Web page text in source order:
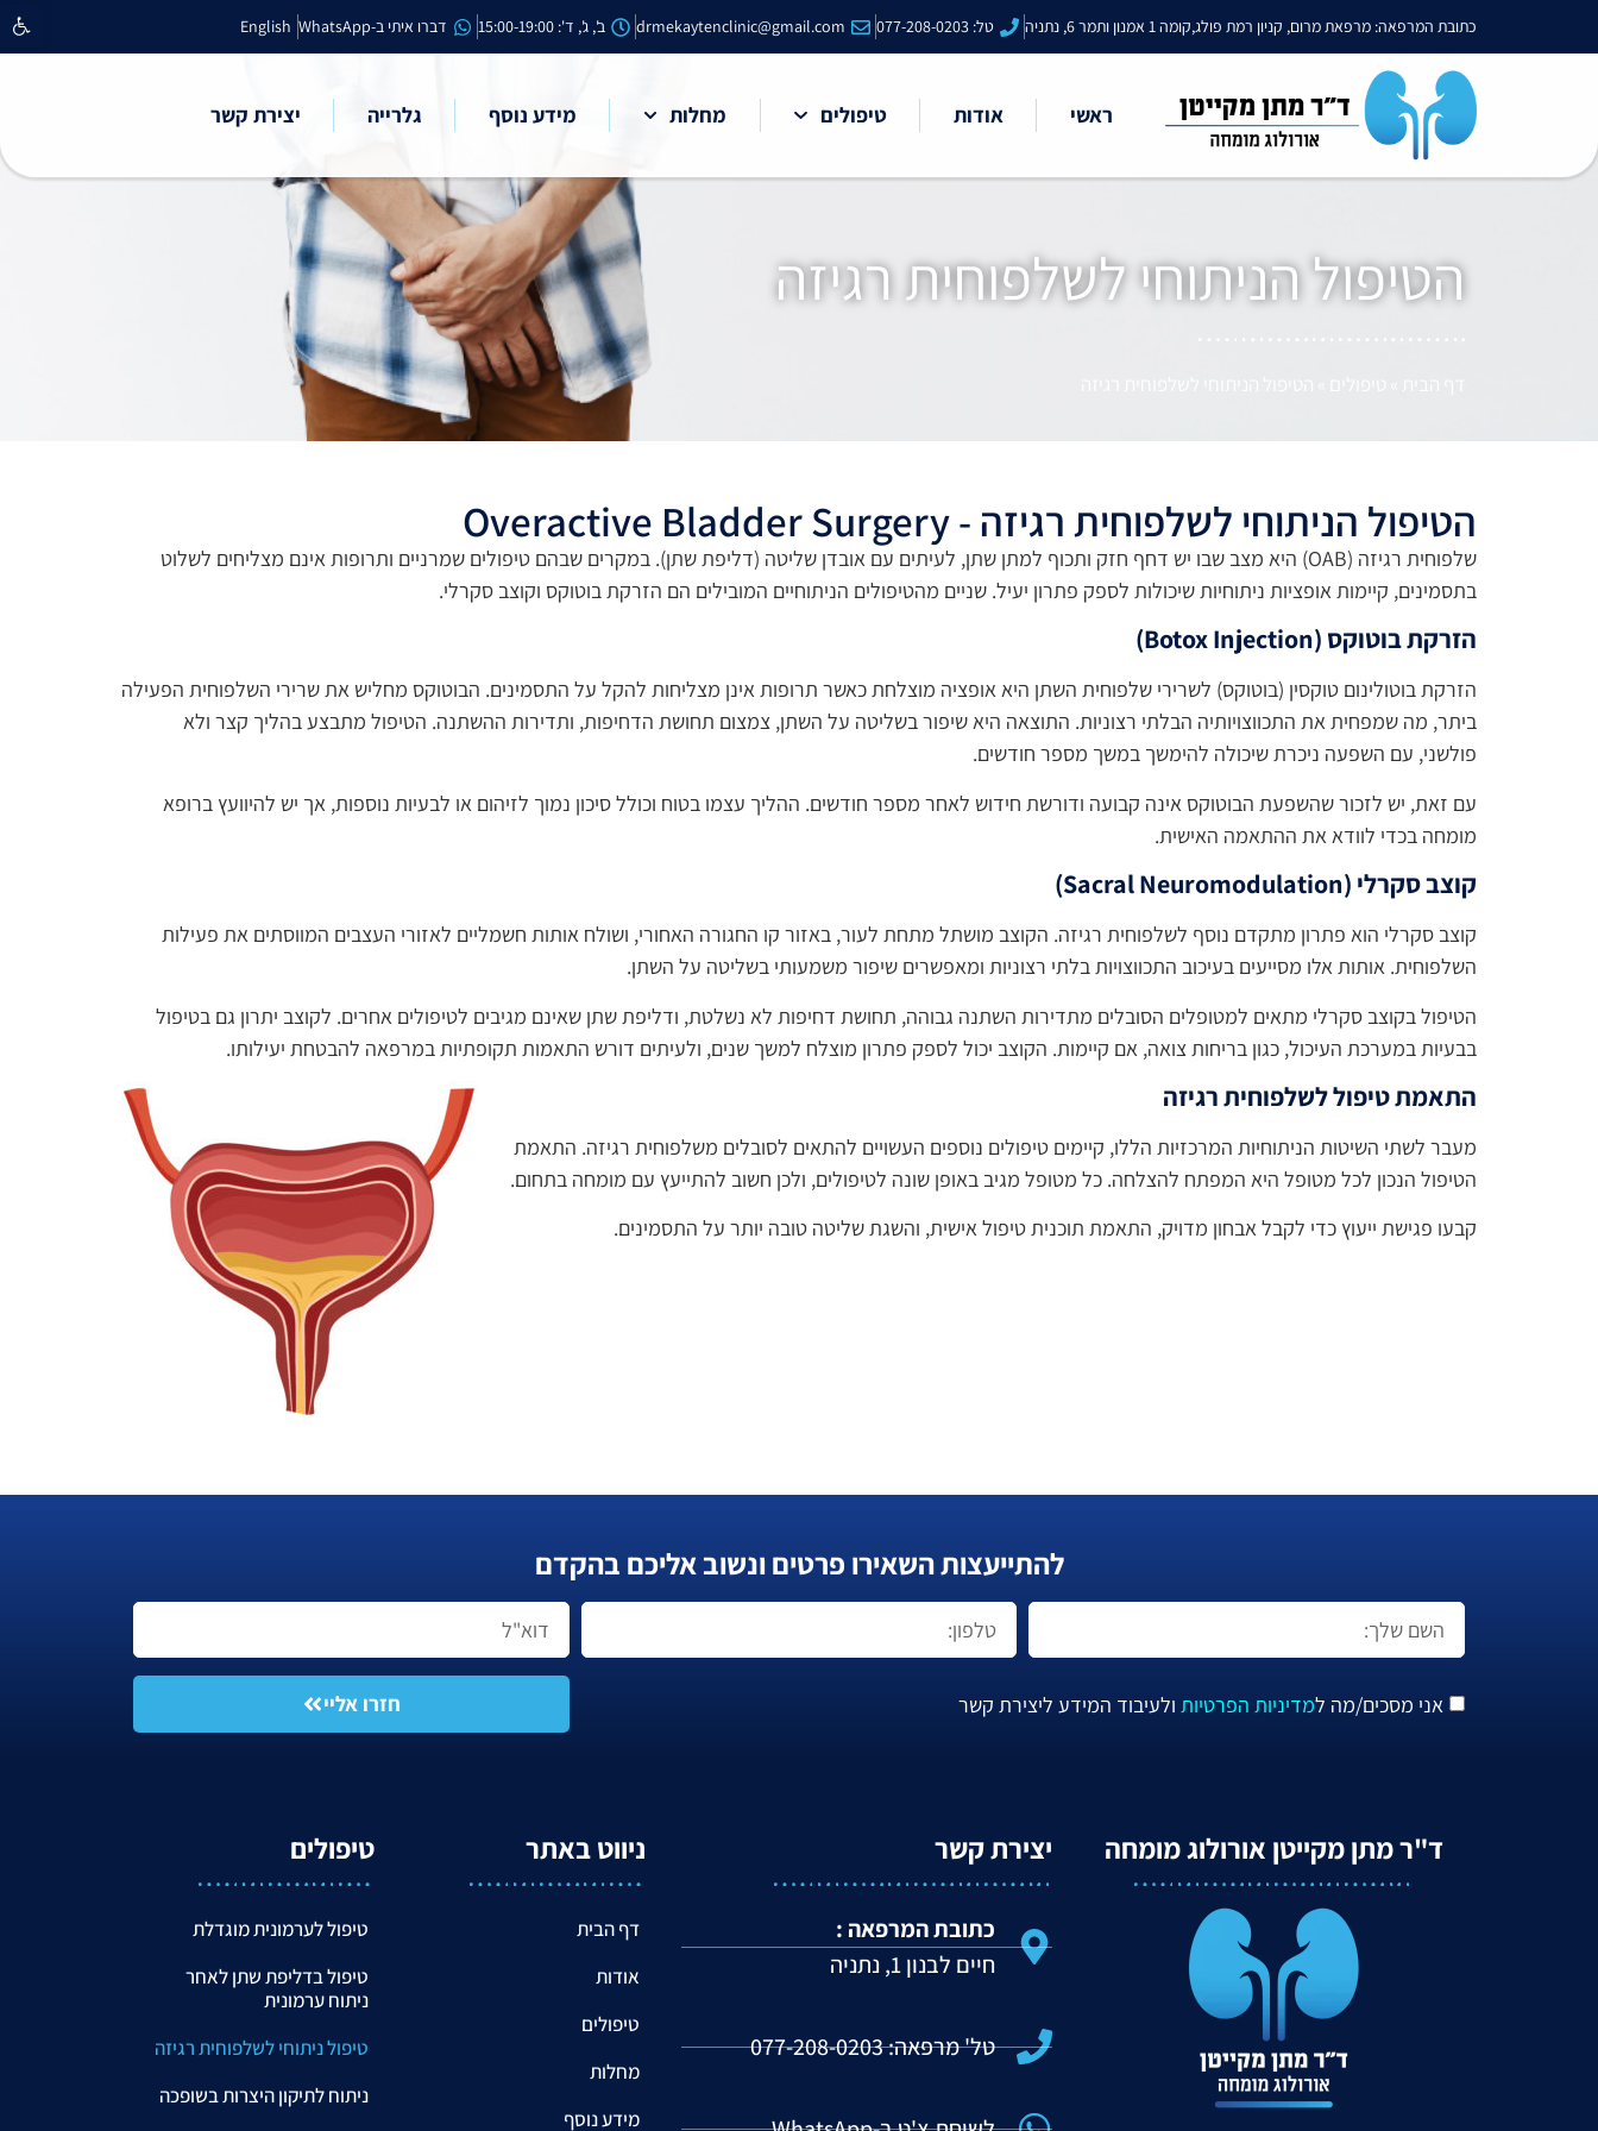
פתח כתובת המרפאה: מרפאת מרום, קניון רמת פולג,קומה 1 אמנון ותמר 6, נתניה טל: 077-208-0203 drmekaytenclinic@gmail.com ב', ג', ד': 15:00-19:00 דברו איתי ב-WhatsApp English
ראשי אודות טיפולים מחלות מידע נוסף גלרייה יצירת קשר
הטיפול הניתוחי לשלפוחית רגיזה
הטיפול הניתוחי לשלפוחית רגיזה - Overactive Bladder Surgery
שלפוחית רגיזה (OAB) היא מצב שבו יש דחף חזק ותכוף למתן שתן, לעיתים עם אובדן שליטה (דליפת שתן). במקרים שבהם טיפולים שמרניים ותרופות אינם מצליחים לשלוט
בתסמינים, קיימות אופציות ניתוחיות שיכולות לספק פתרון יעיל. שניים מהטיפולים הניתוחיים המובילים הם הזרקת בוטוקס וקוצב סקרלי.
הזרקת בוטוקס (Botox Injection)
הזרקת בוטולינום טוקסין (בוטוקס) לשרירי שלפוחית השתן היא אופציה מוצלחת כאשר תרופות אינן מצליחות להקל על התסמינים. הבוטוקס מחליש את שרירי השלפוחית הפעילה
ביתר, מה שמפחית את התכווצויותיה הבלתי רצוניות. התוצאה היא שיפור בשליטה על השתן, צמצום תחושת הדחיפות, ותדירות ההשתנה. הטיפול מתבצע בהליך קצר ולא
פולשני, עם השפעה ניכרת שיכולה להימשך במשך מספר חודשים.
עם זאת, יש לזכור שהשפעת הבוטוקס אינה קבועה ודורשת חידוש לאחר מספר חודשים. ההליך עצמו בטוח וכולל סיכון נמוך לזיהום או לבעיות נוספות, אך יש להיוועץ ברופא
מומחה בכדי לוודא את ההתאמה האישית.
קוצב סקרלי (Sacral Neuromodulation)
קוצב סקרלי הוא פתרון מתקדם נוסף לשלפוחית רגיזה. הקוצב מושתל מתחת לעור, באזור קו החגורה האחורי, ושולח אותות חשמליים לאזורי העצבים המווסתים את פעילות
השלפוחית. אותות אלו מסייעים בעיכוב התכווצויות בלתי רצוניות ומאפשרים שיפור משמעותי בשליטה על השתן.
הטיפול בקוצב סקרלי מתאים למטופלים הסובלים מתדירות השתנה גבוהה, תחושת דחיפות לא נשלטת, ודליפת שתן שאינם מגיבים לטיפולים אחרים. לקוצב יתרון גם בטיפול
בבעיות במערכת העיכול, כגון בריחות צואה, אם קיימות. הקוצב יכול לספק פתרון מוצלח למשך שנים, ולעיתים דורש התאמות תקופתיות במרפאה להבטחת יעילותו.
התאמת טיפול לשלפוחית רגיזה
מעבר לשתי השיטות הניתוחיות המרכזיות הללו, קיימים טיפולים נוספים העשויים להתאים לסובלים משלפוחית רגיזה. התאמת
הטיפול הנכון לכל מטופל היא המפתח להצלחה. כל מטופל מגיב באופן שונה לטיפולים, ולכן חשוב להתייעץ עם מומחה בתחום.
קבעו פגישת ייעוץ כדי לקבל אבחון מדויק, התאמת תוכנית טיפול אישית, והשגת שליטה טובה יותר על התסמינים.
להתייעצות השאירו פרטים ונשוב אליכם בהקדם
אני מסכים/מה למדיניות הפרטיות ולעיבוד המידע ליצירת קשר חזרו אליי
ד"ר מתן מקייטן אורולוג מומחה יצירת קשר
כתובת המרפאה :
חיים לבנון 1, נתניה
טל' מרפאה: 077-208-0203
ניווט באתר
דף הבית
אודות
טיפולים
מחלות
מידע נוסף
טיפולים
טיפול לערמונית מוגדלת
טיפול בדליפת שתן לאחר
ניתוח ערמונית
טיפול ניתוחי לשלפוחית רגיזה
ניתוח לתיקון היצרות בשופכה